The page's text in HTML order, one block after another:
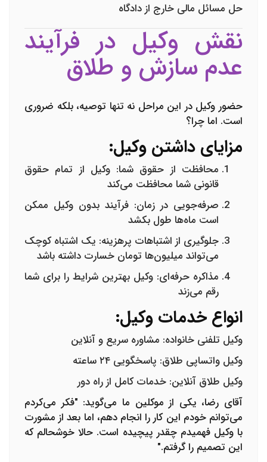
حل مسائل مالی خارج از دادگاه
نقش وکیل در فرآیند
عدم سازش و طلاق
حضور وکیل در این مراحل نه تنها توصیه، بلکه ضروری
است. اما چرا؟
مزایای داشتن وکیل:
محافظت از حقوق شما: وکیل از تمام حقوق
قانونی شما محافظت می‌کند
صرفه‌جویی در زمان: فرآیند بدون وکیل ممکن
است ماه‌ها طول بکشد
جلوگیری از اشتباهات پرهزینه: یک اشتباه کوچک
می‌تواند میلیون‌ها تومان خسارت داشته باشد
مذاکره حرفه‌ای: وکیل بهترین شرایط را برای شما
رقم می‌زند
انواع خدمات وکیل:
وکیل تلفنی خانواده: مشاوره سریع و آنلاین
وکیل واتساپی طلاق: پاسخگویی ۲۴ ساعته
وکیل طلاق آنلاین: خدمات کامل از راه دور
آقای رضا، یکی از موکلین ما می‌گوید: "فکر می‌کردم
می‌توانم خودم این کار را انجام دهم، اما بعد از مشورت
با وکیل فهمیدم چقدر پیچیده است. حالا خوشحالم که
این تصمیم را گرفتم."